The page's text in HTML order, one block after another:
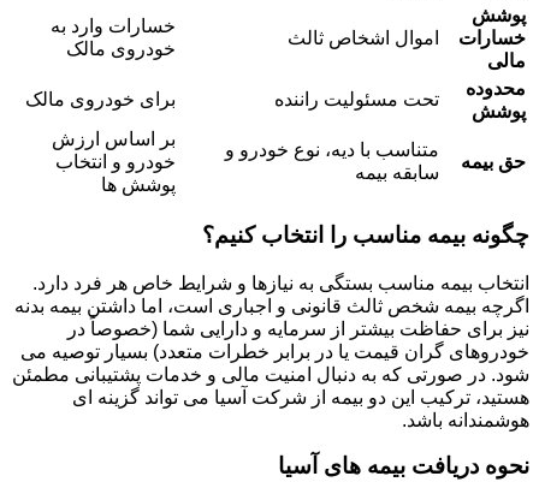
پوشش
خسارات
مالی
اموال اشخاص ثالث
خسارات وارد به
خودروی مالک
محدوده
پوشش
تحت مسئولیت راننده برای خودروی مالک
حق بیمه
متناسب با دیه، نوع خودرو و
سابقه بیمه
بر اساس ارزش
خودرو و انتخاب
پوشش ها
چگونه بیمه مناسب را انتخاب کنیم؟
انتخاب بیمه مناسب بستگی به نیازها و شرایط خاص هر فرد دارد.
اگرچه بیمه شخص ثالث قانونی و اجباری است، اما داشتن بیمه بدنه
نیز برای حفاظت بیشتر از سرمایه و دارایی شما (خصوصاً در
خودروهای گران قیمت یا در برابر خطرات متعدد) بسیار توصیه می
شود. در صورتی که به دنبال امنیت مالی و خدمات پشتیبانی مطمئن
هستید، ترکیب این دو بیمه از شرکت آسیا می تواند گزینه ای
هوشمندانه باشد.
نحوه دریافت بیمه های آسیا